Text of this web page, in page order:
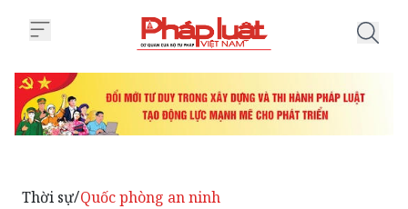
Thời sự/Quốc phòng an ninh